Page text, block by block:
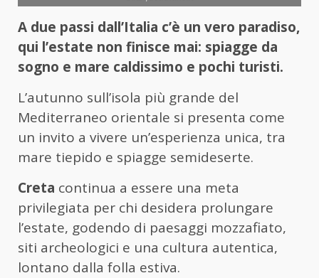
A due passi dall’Italia c’è un vero paradiso,
qui l’estate non finisce mai: spiagge da
sogno e mare caldissimo e pochi turisti.
L’autunno sull’isola più grande del
Mediterraneo orientale si presenta come
un invito a vivere un’esperienza unica, tra
mare tiepido e spiagge semideserte.
Creta continua a essere una meta
privilegiata per chi desidera prolungare
l’estate, godendo di paesaggi mozzafiato,
siti archeologici e una cultura autentica,
lontano dalla folla estiva.